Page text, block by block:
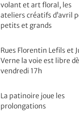
volant et art floral, les
ateliers créatifs d’avril
petits et grands
Rues Florentin Lefils et
Verne la voie est libre
vendredi 17h
La patinoire joue les
prolongations